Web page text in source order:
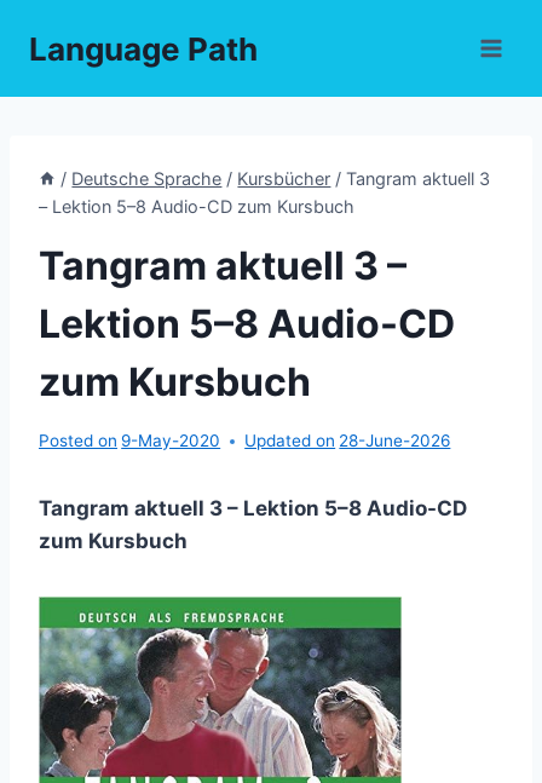
Language Path
/ Deutsche Sprache / Kursbücher / Tangram aktuell 3
– Lektion 5–8 Audio-CD zum Kursbuch
Tangram aktuell 3 –
Lektion 5–8 Audio-CD
zum Kursbuch
Posted on 9-May-2020 Updated on 28-June-2026
Tangram aktuell 3 – Lektion 5–8 Audio-CD
zum Kursbuch